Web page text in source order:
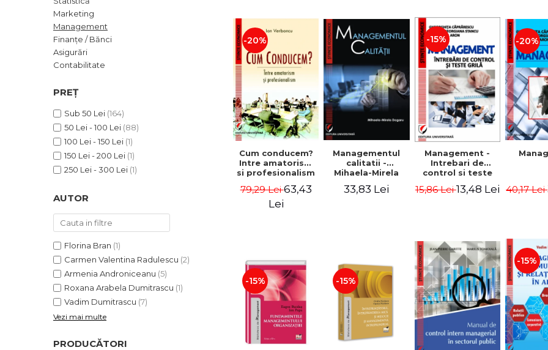
ADMINISTRATIVE
ȘTIINȚE ECONOMICE
ȘTIINȚE EXACTE
EDUCAȚIE FIZICĂ ȘI SPORT
PREUNIVERSITARIA
PACHETE DE STUDIU
PROMOȚIILE LUNII
Cum Cumpăr
Politica de Retur
Formular de Retur
Marketing
Management
Finanțe / Bănci
Asigurări
Contabilitate
PREȚ
Sub 50 Lei (164)
50 Lei - 100 Lei (88)
100 Lei - 150 Lei (1)
150 Lei - 200 Lei (1)
250 Lei - 300 Lei (1)
AUTOR
Florina Bran (1)
Carmen Valentina Radulescu (2)
Armenia Androniceanu (5)
Roxana Arabela Dumitrascu (1)
Vadim Dumitrascu (7)
Vezi mai multe
PRODUCĂTORI
-20%
Cum conducem?
Intre amatorism
si profesionalism
79,29 Lei63,43
Lei
Managementul
calitatii -
Mihaela-Mirela
33,83 Lei
-15%
Management -
Intrebari de
control si teste
15,86 Lei13,48 Lei
-20%
40,17 Lei
-15% -15%
-15%